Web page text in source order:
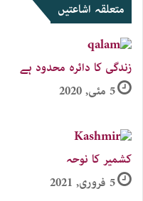
متعلقہ اشاعتیں
زندگی کا دائرہ محدود ہے
5 مئی, 2020
کشمیر کا نوحہ
5 فروری, 2021